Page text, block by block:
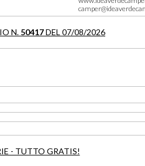
N. 50417DEL 07/08/2026
- TUTTO GRATIS!